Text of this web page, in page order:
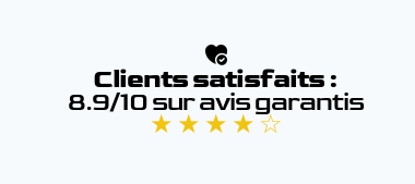
Clients satisfaits :
8.9/10 sur avis garantis
★ ★ ★ ★ ☆